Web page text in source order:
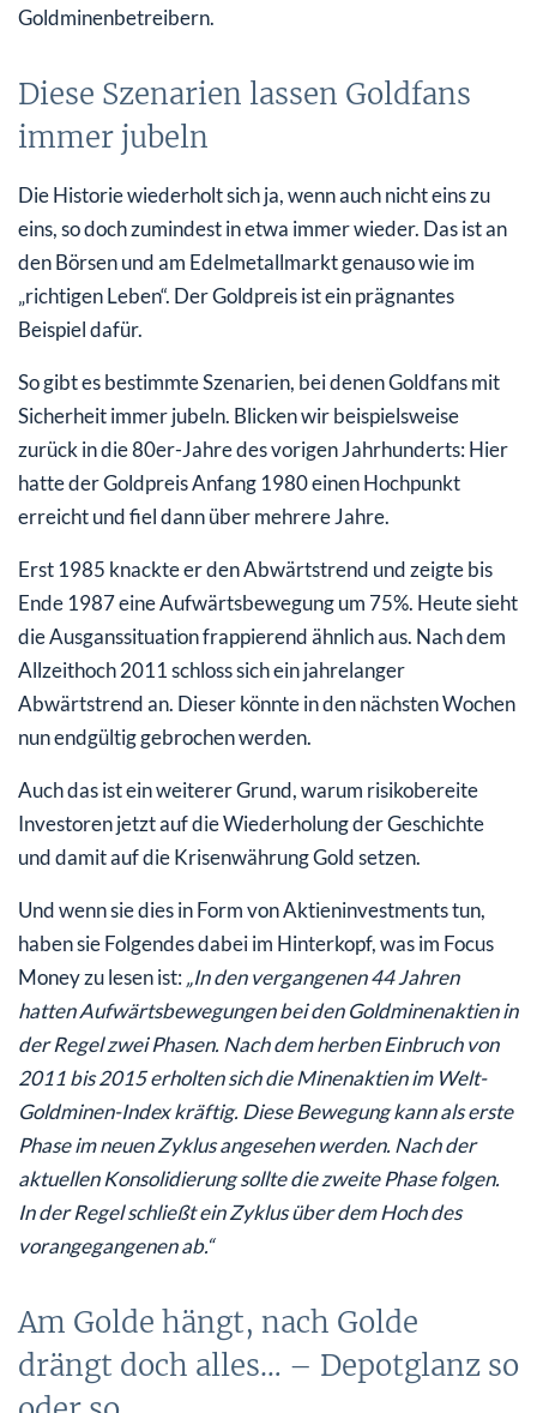
Goldminenbetreibern.
Diese Szenarien lassen Goldfans
immer jubeln
Die Historie wiederholt sich ja, wenn auch nicht eins zu
eins, so doch zumindest in etwa immer wieder. Das ist an
den Börsen und am Edelmetallmarkt genauso wie im
„richtigen Leben“. Der Goldpreis ist ein prägnantes
Beispiel dafür.
So gibt es bestimmte Szenarien, bei denen Goldfans mit
Sicherheit immer jubeln. Blicken wir beispielsweise
zurück in die 80er-Jahre des vorigen Jahrhunderts: Hier
hatte der Goldpreis Anfang 1980 einen Hochpunkt
erreicht und fiel dann über mehrere Jahre.
Erst 1985 knackte er den Abwärtstrend und zeigte bis
Ende 1987 eine Aufwärtsbewegung um 75%. Heute sieht
die Ausganssituation frappierend ähnlich aus. Nach dem
Allzeithoch 2011 schloss sich ein jahrelanger
Abwärtstrend an. Dieser könnte in den nächsten Wochen
nun endgültig gebrochen werden.
Auch das ist ein weiterer Grund, warum risikobereite
Investoren jetzt auf die Wiederholung der Geschichte
und damit auf die Krisenwährung Gold setzen.
Und wenn sie dies in Form von Aktieninvestments tun,
haben sie Folgendes dabei im Hinterkopf, was im Focus
Money zu lesen ist: „In den vergangenen 44 Jahren
hatten Aufwärtsbewegungen bei den Goldminenaktien in
der Regel zwei Phasen. Nach dem herben Einbruch von
2011 bis 2015 erholten sich die Minenaktien im Welt-
Goldminen-Index kräftig. Diese Bewegung kann als erste
Phase im neuen Zyklus angesehen werden. Nach der
aktuellen Konsolidierung sollte die zweite Phase folgen.
In der Regel schließt ein Zyklus über dem Hoch des
vorangegangenen ab.“
Am Golde hängt, nach Golde
drängt doch alles… – Depotglanz so